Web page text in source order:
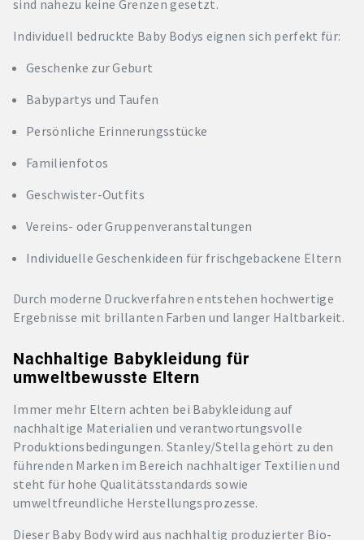
sind nahezu keine Grenzen gesetzt.
Individuell bedruckte Baby Bodys eignen sich perfekt für:
Geschenke zur Geburt
Babypartys und Taufen
Persönliche Erinnerungsstücke
Familienfotos
Geschwister-Outfits
Vereins- oder Gruppenveranstaltungen
Individuelle Geschenkideen für frischgebackene Eltern
Durch moderne Druckverfahren entstehen hochwertige
Ergebnisse mit brillanten Farben und langer Haltbarkeit.
Nachhaltige Babykleidung für
umweltbewusste Eltern
Immer mehr Eltern achten bei Babykleidung auf
nachhaltige Materialien und verantwortungsvolle
Produktionsbedingungen. Stanley/Stella gehört zu den
führenden Marken im Bereich nachhaltiger Textilien und
steht für hohe Qualitätsstandards sowie
umweltfreundliche Herstellungsprozesse.
Dieser Baby Body wird aus nachhaltig produzierter Bio-